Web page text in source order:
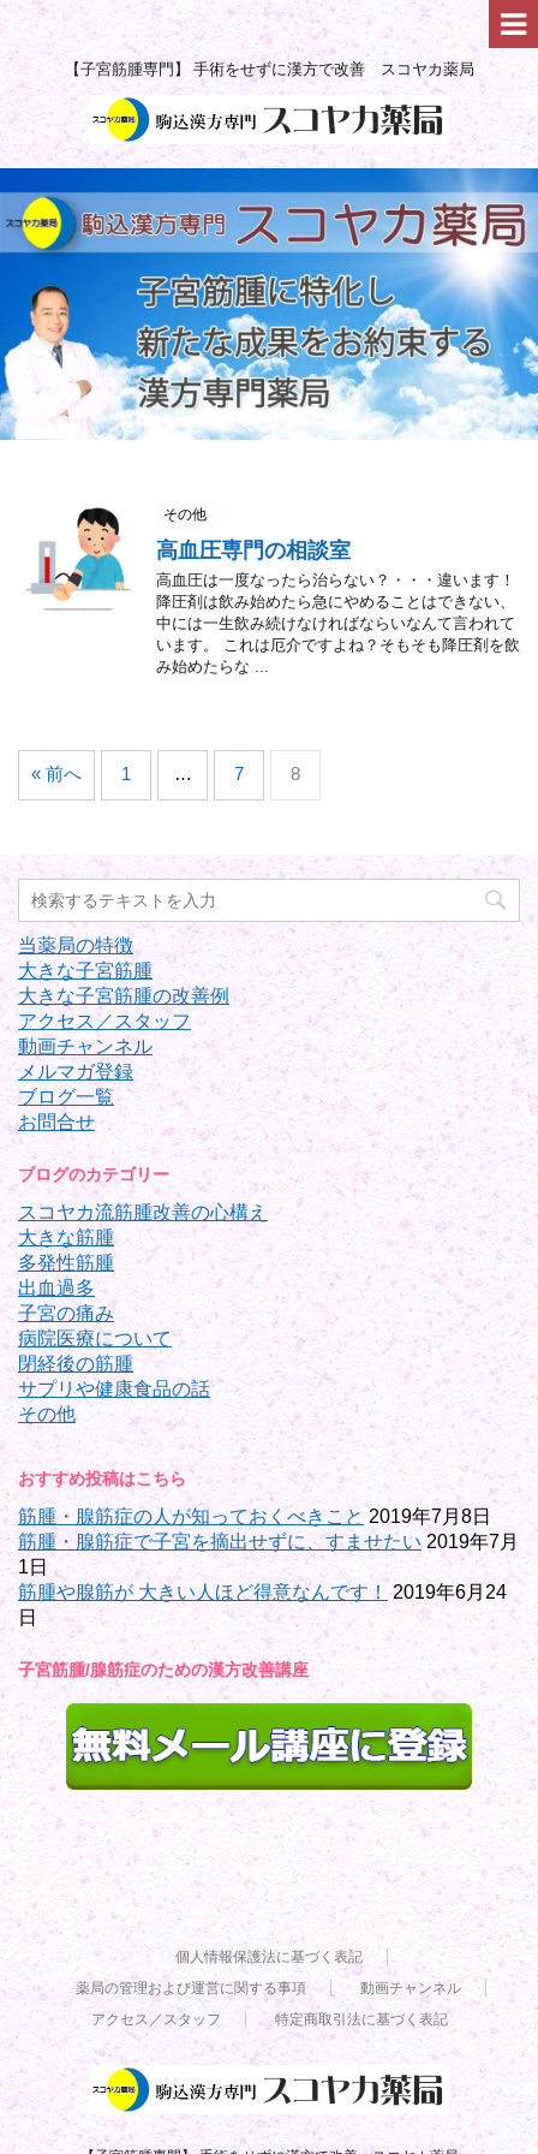
【子宮筋腫専門】 手術をせずに漢方で改善 スコヤカ薬局
その他
高血圧専門の相談室
高血圧は一度なったら治らない？・・・違います！
降圧剤は飲み始めたら急にやめることはできない、
中には一生飲み続けなければならいなんて言われて
います。 これは厄介ですよね？そもそも降圧剤を飲
み始めたらな ...
« 前へ 1 … 7 8
当薬局の特徴
大きな子宮筋腫
大きな子宮筋腫の改善例
アクセス／スタッフ
動画チャンネル
メルマガ登録
ブログ一覧
お問合せ
ブログのカテゴリー
スコヤカ流筋腫改善の心構え
大きな筋腫
多発性筋腫
出血過多
子宮の痛み
病院医療について
閉経後の筋腫
サプリや健康食品の話
その他
おすすめ投稿はこちら
筋腫・腺筋症の人が知っておくべきこと 2019年7月8日
筋腫・腺筋症で子宮を摘出せずに、すませたい 2019年7月
1日
筋腫や腺筋が 大きい人ほど得意なんです！
2019年6月24
日
子宮筋腫/腺筋症のための漢方改善講座
個人情報保護法に基づく表記
薬局の管理および運営に関する事項
動画チャンネル
アクセス／スタッフ
特定商取引法に基づく表記